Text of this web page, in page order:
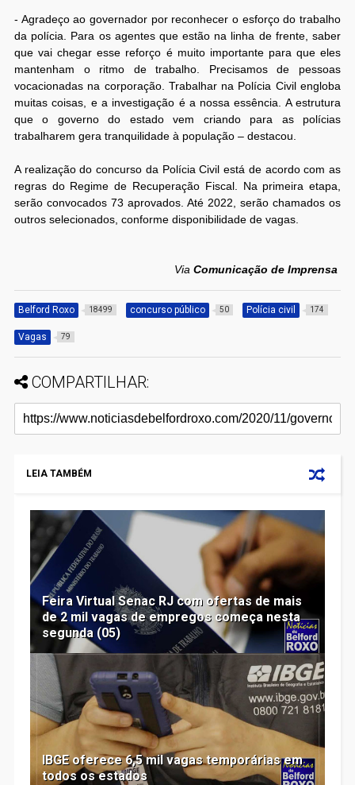
- Agradeço ao governador por reconhecer o esforço do trabalho
da polícia. Para os agentes que estão na linha de frente, saber
que vai chegar esse reforço é muito importante para que eles
mantenham o ritmo de trabalho. Precisamos de pessoas
vocacionadas na corporação. Trabalhar na Polícia Civil engloba
muitas coisas, e a investigação é a nossa essência. A estrutura
que o governo do estado vem criando para as polícias
trabalharem gera tranquilidade à população – destacou.
A realização do concurso da Polícia Civil está de acordo com as
regras do Regime de Recuperação Fiscal. Na primeira etapa,
serão convocados 73 aprovados. Até 2022, serão chamados os
outros selecionados, conforme disponibilidade de vagas.
ViaComunicação de Imprensa
Belford Roxo 18499 concurso público 50 Polícia civil 174
Vagas 79
COMPARTILHAR:
LEIA TAMBÉM
Feira Virtual Senac RJ com ofertas de mais
de 2 mil vagas de empregos começa nesta
segunda (05)
IBGE oferece 6,5 mil vagas temporárias em
todos os estados